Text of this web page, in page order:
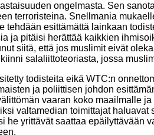
ongelmasta. Sen
terroristeina. Snellmania
tehdään esittämättä lainkaan
ja pitäisi herättää kaikkien
siitä, että jos muslimit eivät
salaliittoteoriasta, jossa
todisteita eikä WTC:n
ja poliittisen johdon
vaaran koko maailmalle
valtamedian toimittajat
he yrittävät saattaa epäilyttävään